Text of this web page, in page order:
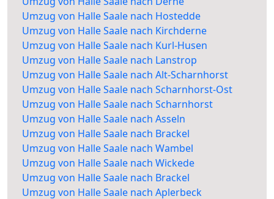
Umzug von Halle Saale nach Hostedde
Umzug von Halle Saale nach Kirchderne
Umzug von Halle Saale nach Kurl-Husen
Umzug von Halle Saale nach Lanstrop
Umzug von Halle Saale nach Alt-Scharnhorst
Umzug von Halle Saale nach Scharnhorst-Ost
Umzug von Halle Saale nach Scharnhorst
Umzug von Halle Saale nach Asseln
Umzug von Halle Saale nach Brackel
Umzug von Halle Saale nach Wambel
Umzug von Halle Saale nach Wickede
Umzug von Halle Saale nach Brackel
Umzug von Halle Saale nach Aplerbeck